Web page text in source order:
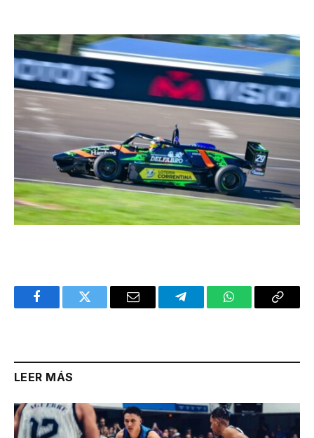
FacebookTwitter Email TelegramWhatsAppCopy
LEER MÁS